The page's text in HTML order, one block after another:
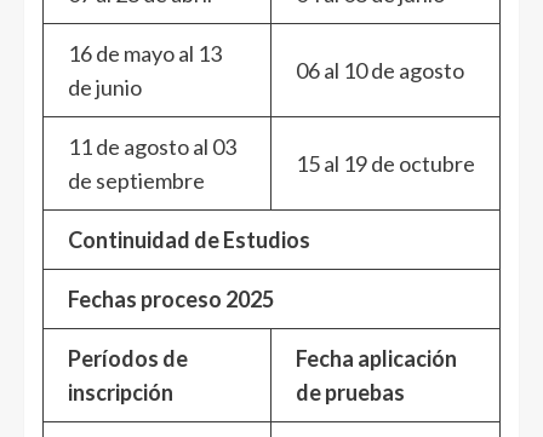
16 de mayo al 13
de junio
06 al 10 de agosto
11 de agosto al 03
de septiembre
15 al 19 de octubre
Continuidad de Estudios
Fechas proceso 2025
Períodos de
inscripción
Fecha aplicación
de pruebas